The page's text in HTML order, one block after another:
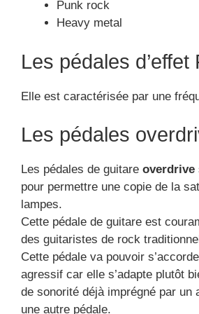
Punk rock
Heavy metal
Les pédales d’effet
Elle est caractérisée par une
Les pédales
Les pédales de guitare overdrive
pour permettre une copie de la
lampes.
Cette pédale de guitare est
des guitaristes de rock
Cette pédale va pouvoir
agressif car elle s’adapte plutôt
de sonorité déjà imprégné par un
une autre pédale.